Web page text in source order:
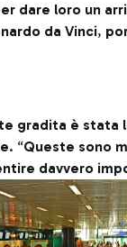
dare loro un
da Vinci,
gradita è stata
. “Queste sono
davvero